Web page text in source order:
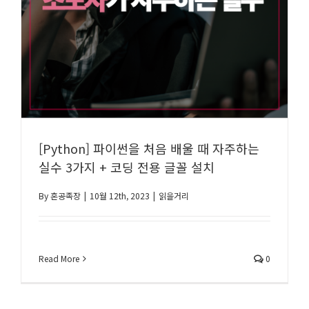
[Python] 파이썬을 처음 배울 때 자주하는
실수 3가지 + 코딩 전용 글꼴 설치
By혼공족장 | 10월 12th, 2023 | 읽을거리
Read More 0